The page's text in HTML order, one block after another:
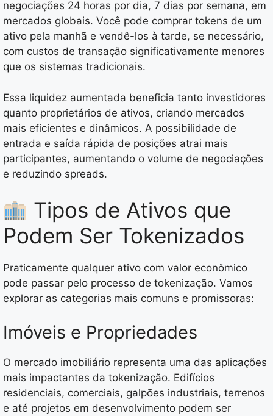
negociações 24 horas por dia, 7 dias por semana, em
mercados globais. Você pode comprar tokens de um
ativo pela manhã e vendê-los à tarde, se necessário,
com custos de transação significativamente menores
que os sistemas tradicionais.
Essa liquidez aumentada beneficia tanto investidores
quanto proprietários de ativos, criando mercados
mais eficientes e dinâmicos. A possibilidade de
entrada e saída rápida de posições atrai mais
participantes, aumentando o volume de negociações
e reduzindo spreads.
Tipos de Ativos que
Podem Ser Tokenizados
Praticamente qualquer ativo com valor econômico
pode passar pelo processo de tokenização. Vamos
explorar as categorias mais comuns e promissoras:
Imóveis e Propriedades
O mercado imobiliário representa uma das aplicações
mais impactantes da tokenização. Edifícios
residenciais, comerciais, galpões industriais, terrenos
e até projetos em desenvolvimento podem ser